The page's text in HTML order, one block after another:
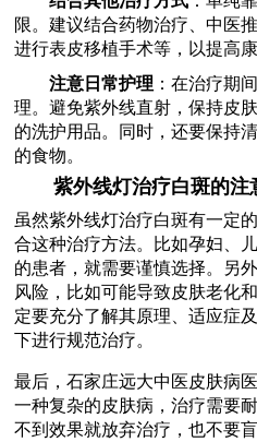
限。建议结合药物治疗、中医
进行表皮移植手术等，以提高康
注意日常护理 ：在治疗期
理。避免紫外线直射，保持皮
的洗护用品。同时，还要保持
的食物。
紫外线灯治疗白斑的注
虽然紫外线灯治疗白斑有一定
合这种治疗方法。比如孕妇、
的患者，就需要谨慎选择。另
风险，比如可能导致皮肤老化
定要充分了解其原理、适应症
下进行规范治疗。
最后，石家庄远大中医皮肤病
一种复杂的皮肤病，治疗需要
不到效果就放弃治疗，也不要